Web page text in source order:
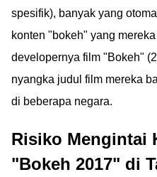
spesifik), banyak yang
konten "bokeh" yang
developernya film "Bokeh"
nyangka judul film mereka
di beberapa negara.
Risiko Mengintai
"Bokeh 2017" di